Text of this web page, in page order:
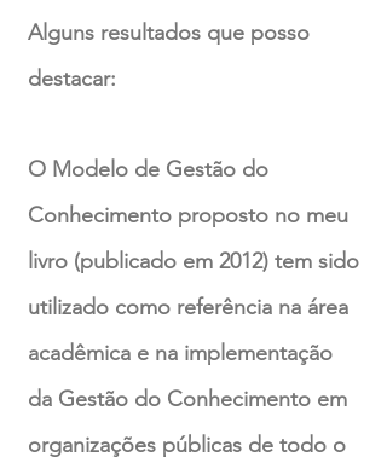
Alguns resultados que posso
destacar:
O Modelo de Gestão do
Conhecimento proposto no meu
livro (publicado em 2012) tem sido
utilizado como referência na área
acadêmica e na implementação
da Gestão do Conhecimento em
organizações públicas de todo o